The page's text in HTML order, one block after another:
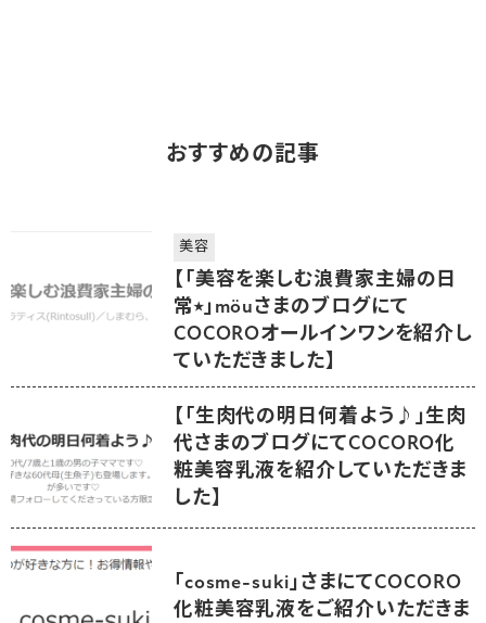
おすすめの記事
美容
【「美容を楽しむ浪費家主婦の日
常⭒」möuさまのブログにて
COCOROオールインワンを紹介し
ていただきました】
【「生肉代の明日何着よう♪」生肉
代さまのブログにてCOCORO化
粧美容乳液を紹介していただきま
した】
「cosme-suki」さまにてCOCORO
化粧美容乳液をご紹介いただきま